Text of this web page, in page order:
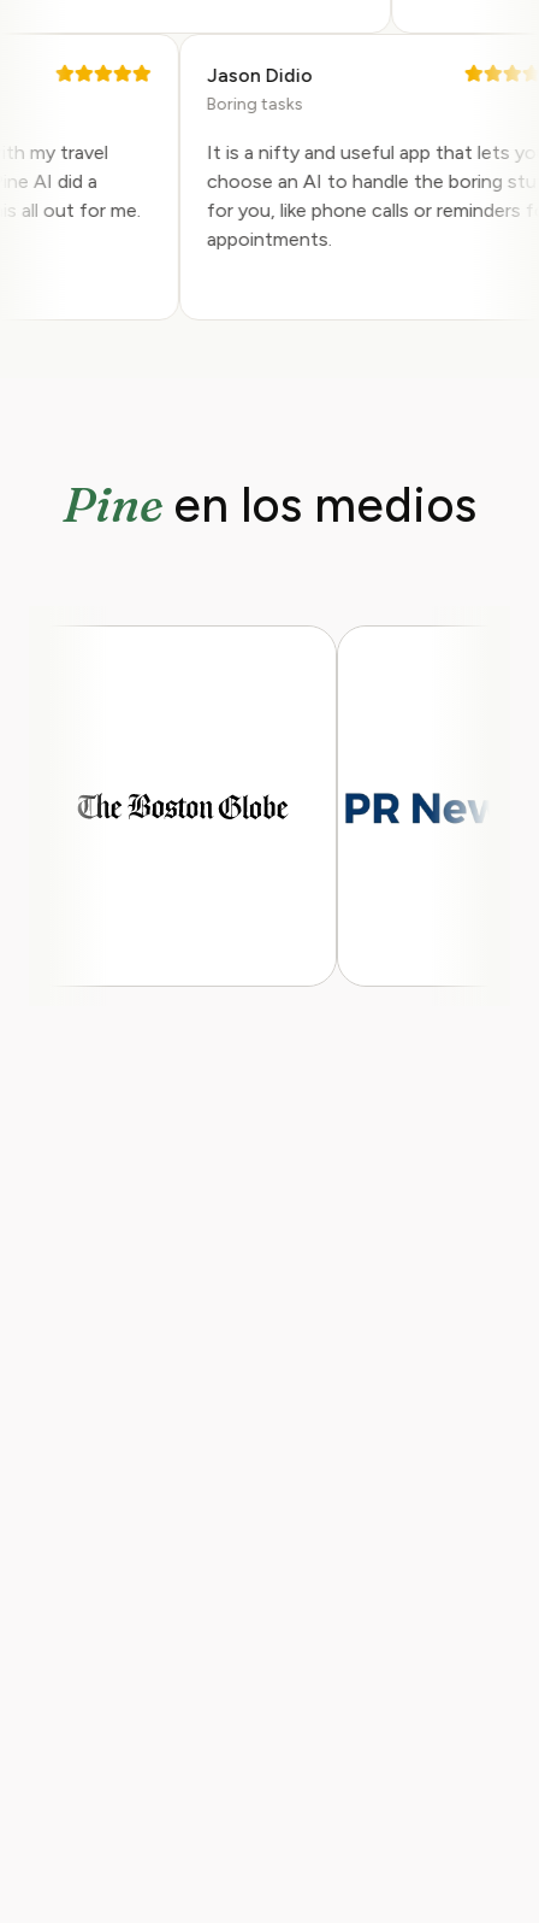
my travel
AI did a
all out for me.
Jason Didio
Boring tasks
It is a nifty and useful app that lets
choose an AI to handle the boring
for you, like phone calls or
appointments.
Pine en los medios